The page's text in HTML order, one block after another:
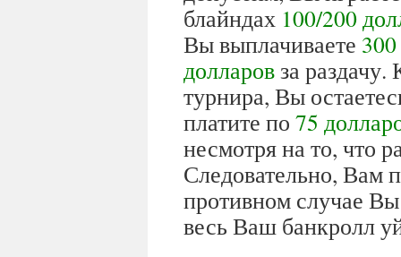
блайндах 100/200
Вы выплачиваете
долларовза раздачу.
турнира, Вы
платите по 75
несмотря на то, что
Следовательно, Вам
противном случае Вы
весь Ваш банкролл